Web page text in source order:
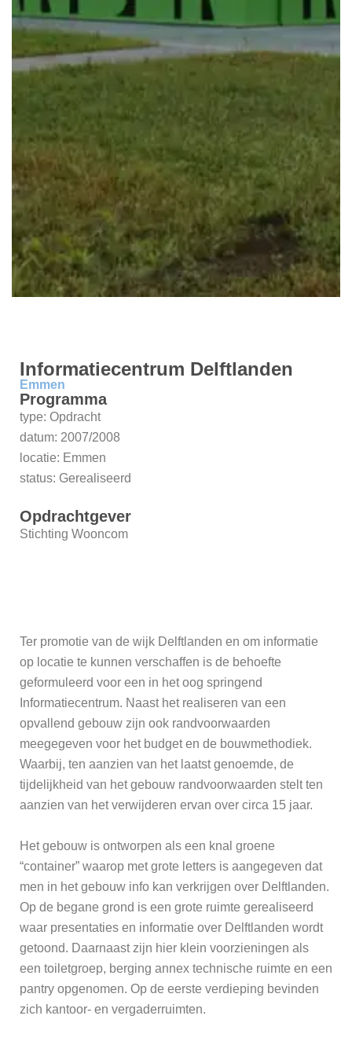
Informatiecentrum Delftlanden
Emmen
Programma
type: Opdracht
datum: 2007/2008
locatie: Emmen
status: Gerealiseerd
Opdrachtgever
Stichting Wooncom
Ter promotie van de wijk Delftlanden en om informatie
op locatie te kunnen verschaffen is de behoefte
geformuleerd voor een in het oog springend
Informatiecentrum. Naast het realiseren van een
opvallend gebouw zijn ook randvoorwaarden
meegegeven voor het budget en de bouwmethodiek.
Waarbij, ten aanzien van het laatst genoemde, de
tijdelijkheid van het gebouw randvoorwaarden stelt ten
aanzien van het verwijderen ervan over circa 15 jaar.
Het gebouw is ontworpen als een knal groene
“container” waarop met grote letters is aangegeven dat
men in het gebouw info kan verkrijgen over Delftlanden.
Op de begane grond is een grote ruimte gerealiseerd
waar presentaties en informatie over Delftlanden wordt
getoond. Daarnaast zijn hier klein voorzieningen als
een toiletgroep, berging annex technische ruimte en een
pantry opgenomen. Op de eerste verdieping bevinden
zich kantoor- en vergaderruimten.